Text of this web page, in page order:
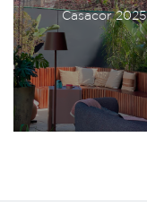
Casacor 2025